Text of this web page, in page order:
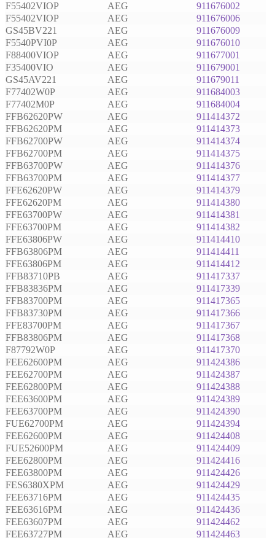
F55402VIOP
AEG
911676002
F55402VIOP
AEG
911676006
GS45BV221
AEG
911676009
F5540PVI0P
AEG
911676010
F88400VIOP
AEG
911677001
F35400VIO
AEG
911679001
GS45AV221
AEG
911679011
F77402W0P
AEG
911684003
F77402M0P
AEG
911684004
FFB62620PW
AEG
911414372
FFB62620PM
AEG
911414373
FFB62700PW
AEG
911414374
FFB62700PM
AEG
911414375
FFB63700PW
AEG
911414376
FFB63700PM
AEG
911414377
FFE62620PW
AEG
911414379
FFE62620PM
AEG
911414380
FFE63700PW
AEG
911414381
FFE63700PM
AEG
911414382
FFE63806PW
AEG
911414410
FFB63806PM
AEG
911414411
FFE63806PM
AEG
911414412
FFB83710PB
AEG
911417337
FFB83836PM
AEG
911417339
FFB83700PM
AEG
911417365
FFB83730PM
AEG
911417366
FFE83700PM
AEG
911417367
FFB83806PM
AEG
911417368
F87792W0P
AEG
911417370
FEE62600PM
AEG
911424386
FEE62700PM
AEG
911424387
FEE62800PM
AEG
911424388
FEE63600PM
AEG
911424389
FEE63700PM
AEG
911424390
FUE62700PM
AEG
911424394
FEE62600PM
AEG
911424408
FUE52600PM
AEG
911424409
FEE62800PM
AEG
911424416
FEE63800PM
AEG
911424426
FES6380XPM
AEG
911424429
FEE63716PM
AEG
911424435
FEE63616PM
AEG
911424436
FEE63607PM
AEG
911424462
FEE63727PM
AEG 911424463